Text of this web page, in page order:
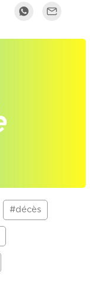
#décès